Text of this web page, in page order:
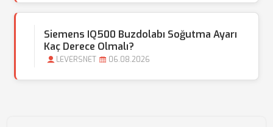
Siemens IQ500 Buzdolabı Soğutma Ayarı
Kaç Derece Olmalı?
LEVERSNET 06.08.2026